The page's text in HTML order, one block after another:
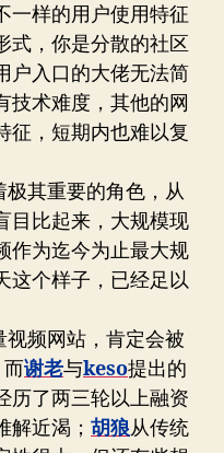
一样的用户使用特征
式，你是分散的社区
户入口的大佬无法简
技术难度，其他的网
征，短期内也难以复
其重要的角色，从
目比起来，大规模现
作为迄今为止最大规
这个样子，已经足以
频网站，肯定会被
谢老与keso提出的
历了两三轮以上融资
近渴； 胡狼从传统